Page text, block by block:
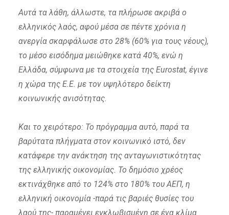
Αυτά τα λάθη, άλλωστε, τα πλήρωσε ακριβά ο
ελληνικός λαός, αφού μέσα σε πέντε χρόνια η
ανεργία σκαρφάλωσε στο 28% (60% για τους νέους),
το μέσο εισόδημα μειώθηκε κατά 40%, ενώ η
Ελλάδα, σύμφωνα με τα στοιχεία της Eurostat, έγινε
η χώρα της Ε.Ε. με τον υψηλότερο δείκτη
κοινωνικής ανισότητας.
Και το χειρότερο: Το πρόγραμμα αυτό, παρά τα
βαρύτατα πλήγματα στον κοινωνικό ιστό, δεν
κατάφερε την ανάκτηση της ανταγωνιστικότητας
της ελληνικής οικονομίας. Το δημόσιο χρέος
εκτινάχθηκε από το 124% στο 180% του ΑΕΠ, η
ελληνική οικονομία -παρά τις βαριές θυσίες του
λαού της- παραμένει εγκλωβισμένη σε ένα κλίμα